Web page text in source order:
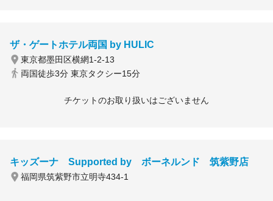
ザ・ゲートホテル両国 by HULIC
東京都墨田区横網1-2-13
両国徒歩3分 東京タクシー15分
チケットのお取り扱いはございません
キッズーナ Supported by ボーネルンド 筑紫野店
福岡県筑紫野市立明寺434-1